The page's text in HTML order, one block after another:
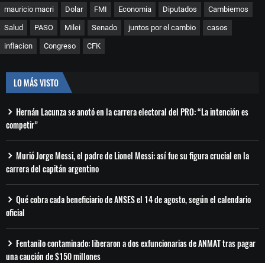
mauricio macri Dolar FMI Economia Diputados Cambiemos
Salud PASO Milei Senado juntos por el cambio casos
inflacion Congreso CFK
LO MÁS VISTO
Hernán Lacunza se anotó en la carrera electoral del PRO: “La intención es
competir”
Murió Jorge Messi, el padre de Lionel Messi: así fue su figura crucial en la
carrera del capitán argentino
Qué cobra cada beneficiario de ANSES el 14 de agosto, según el calendario
oficial
Fentanilo contaminado: liberaron a dos exfuncionarias de ANMAT tras pagar
una caución de $150 millones